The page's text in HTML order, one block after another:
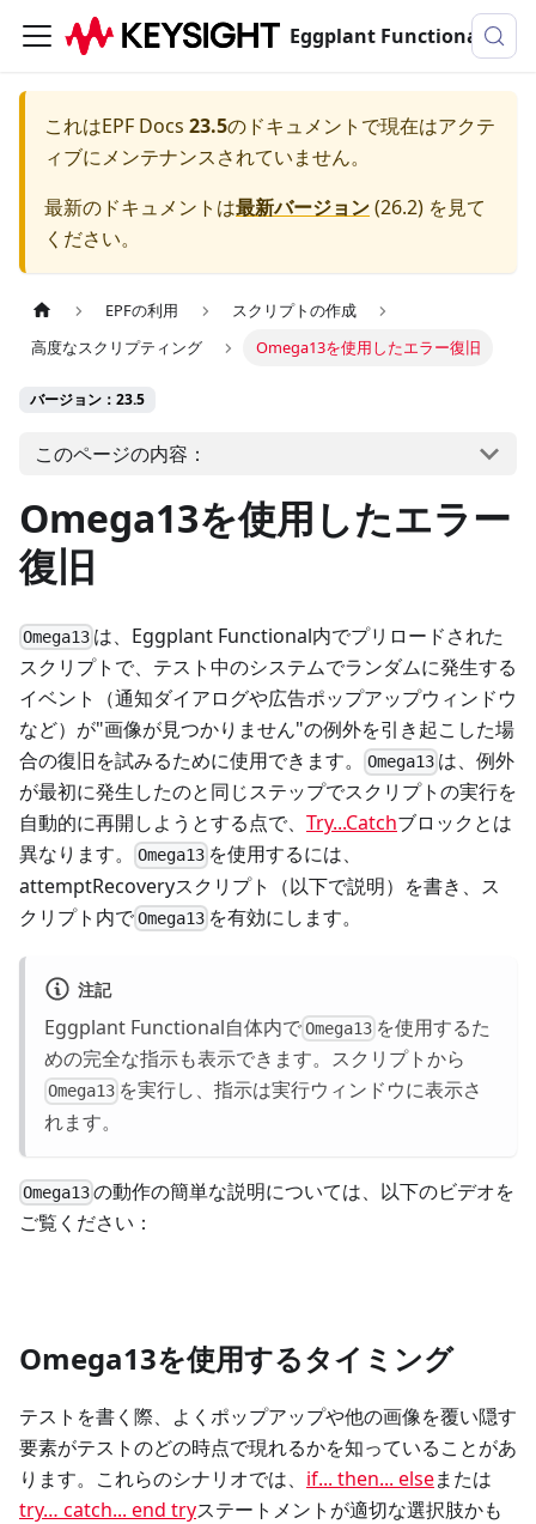
Eggplant Functionalのドキュメンテーション
これはEPF Docs 23.5のドキュメントで現在はアクテ
ィブにメンテナンスされていません。
最新のドキュメントは最新バージョン(26.2) を見て
ください。
EPFの利用
スクリプトの作成
高度なスクリプティング
Omega13を使用したエラー復旧
バージョン：23.5
このページの内容：
Omega13を使用したエラー
復旧
Omega13 は、Eggplant Functional内でプリロードされた
スクリプトで、テスト中のシステムでランダムに発生する
イベント（通知ダイアログや広告ポップアップウィンドウ
など）が"画像が見つかりません"の例外を引き起こした場
合の復旧を試みるために使用できます。
Omega13 は、例外
が最初に発生したのと同じステップでスクリプトの実行を
自動的に再開しようとする点で、 Try...Catchブロックとは
異なります。
Omega13 を使用するには、
attemptRecoveryスクリプト（以下で説明）を書き、ス
クリプト内でOmega13 を有効にします。
注記
Eggplant Functional自体内でOmega13 を使用するた
めの完全な指示も表示できます。スクリプトから
Omega13 を実行し、指示は実行ウィンドウに表示さ
れます。
Omega13 の動作の簡単な説明については、以下のビデオを
ご覧ください：
Omega13を使用するタイミング
テストを書く際、よくポップアップや他の画像を覆い隠す
要素がテストのどの時点で現れるかを知っていることがあ
ります。これらのシナリオでは、 if... then... elseまたは
try… catch... end tryステートメントが適切な選択肢かも